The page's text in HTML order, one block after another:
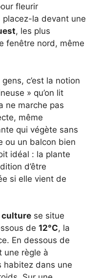
fleurir
placez-la devant une
, les plus
fenêtre nord, même
c’est la notion
» qu’on lit
ne marche pas
même
qui végète sans
ou un balcon bien
idéal : la plante
d’être
si elle vient de
culture se situe
de 12°C, la
En dessous de
une règle à
dans une